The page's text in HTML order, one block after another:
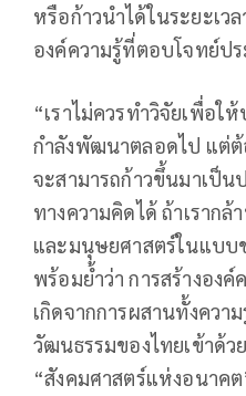
หรือก้าวนำได้ในระยะเว
องค์ความรู้ที่ตอบโจทย์ปร
“เราไม่ควรทำวิจัยเพื่อใ
กำลังพัฒนาตลอดไป แต่ต้
จะสามารถก้าวขึ้นมาเป็น
ทางความคิดได้ ถ้าเราก
และมนุษยศาสตร์ในแบบข
พร้อมย้ำว่า การสร้างอง
เกิดจากการผสานทั้งควา
วัฒนธรรมของไทยเข้าด้ว
“สังคมศาสตร์แห่งอนาค